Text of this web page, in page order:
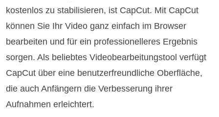
kostenlos zu stabilisieren, ist CapCut. Mit CapCut
können Sie Ihr Video ganz einfach im Browser
bearbeiten und für ein professionelleres Ergebnis
sorgen. Als beliebtes Videobearbeitungstool verfügt
CapCut über eine benutzerfreundliche Oberfläche,
die auch Anfängern die Verbesserung ihrer
Aufnahmen erleichtert.